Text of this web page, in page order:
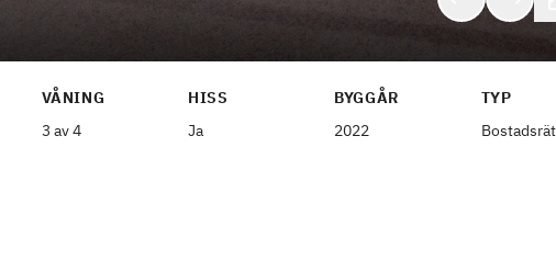
VÅNING
3 av 4
HISS
Ja
BYGGÅR
2022
TYP